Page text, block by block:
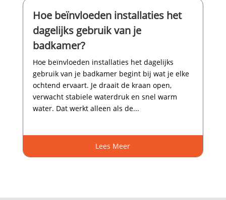
Hoe beïnvloeden installaties het
dagelijks gebruik van je
badkamer?
Hoe beïnvloeden installaties het dagelijks
gebruik van je badkamer begint bij wat je elke
ochtend ervaart.​ Je draait de kraan open,
verwacht stabiele waterdruk en snel warm
water.​ Dat werkt alleen als de...
Lees Meer